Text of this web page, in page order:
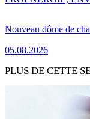
Nouveau dôme de
05.08.2026
PLUS DE CETTE